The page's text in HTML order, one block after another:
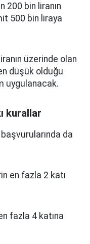
200 bin liranın
500 bin liraya
üzerinde olan
düşük olduğu
uygulanacak.
kurallar
başvurularında da
en fazla 2 katı
fazla 4 katına